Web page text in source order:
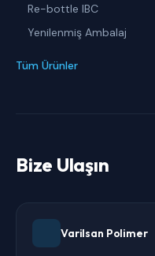
Re-bottle IBC
Yenilenmiş Ambalaj
Tüm Ürünler
Bize Ulaşın
Varilsan Polimer